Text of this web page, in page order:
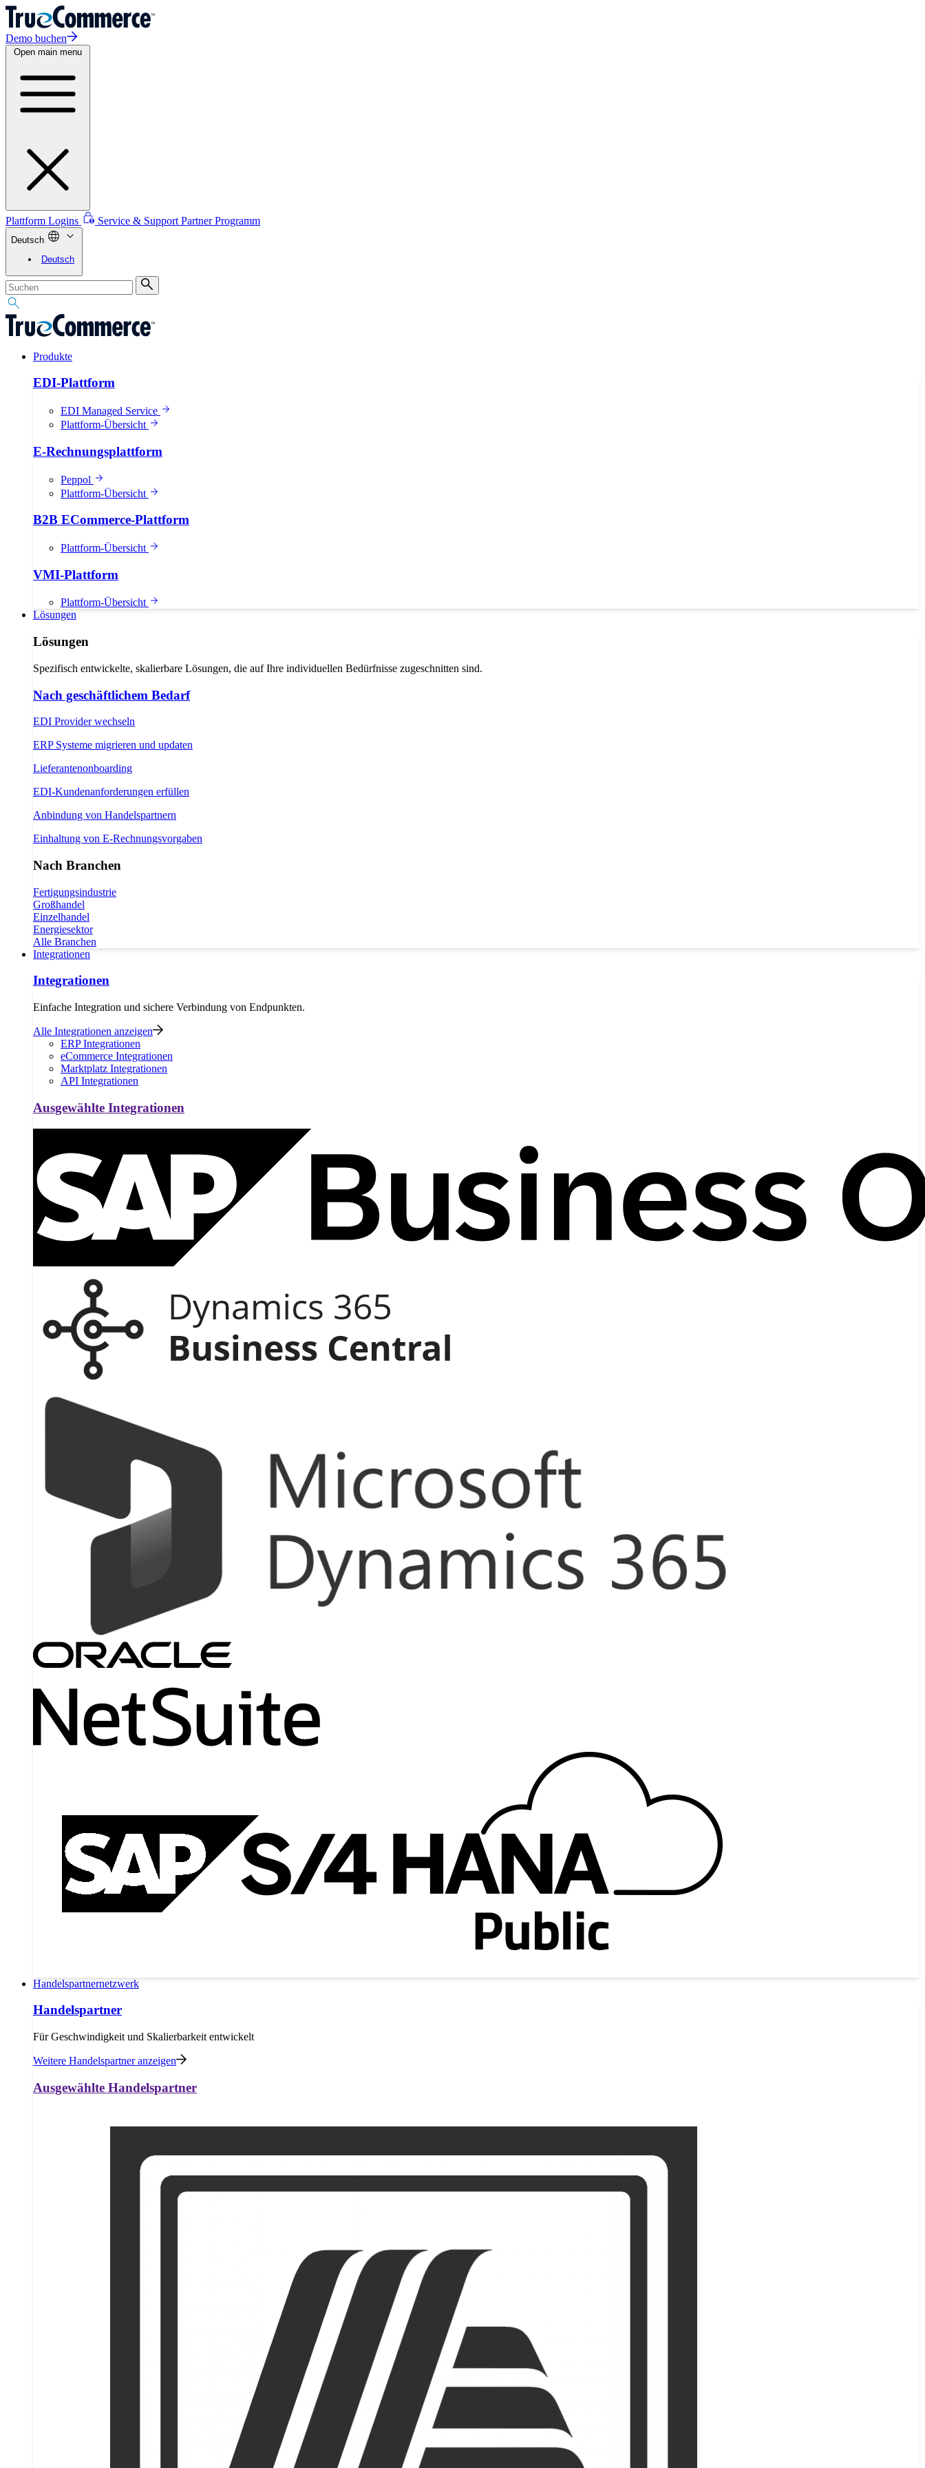
Demo buchen
Open main menu
Plattform Logins Service & Support Partner Programm
Deutsch
Deutsch
Produkte
EDI-Plattform
EDI Managed Service
Plattform-Übersicht
E-Rechnungsplattform
Peppol
Plattform-Übersicht
B2B ECommerce-Plattform
Plattform-Übersicht
VMI-Plattform
Plattform-Übersicht
Lösungen
Lösungen
Spezifisch entwickelte, skalierbare Lösungen, die auf Ihre individuellen Bedürfnisse zugeschnitten sind.
Nach geschäftlichem Bedarf
EDI Provider wechseln
ERP Systeme migrieren und updaten
Lieferantenonboarding
EDI-Kundenanforderungen erfüllen
Anbindung von Handelspartnern
Einhaltung von E-Rechnungsvorgaben
Nach Branchen
Fertigungsindustrie
Großhandel
Einzelhandel
Energiesektor
Alle Branchen
Integrationen
Integrationen
Einfache Integration und sichere Verbindung von Endpunkten.
Alle Integrationen anzeigen
ERP Integrationen
eCommerce Integrationen
Marktplatz Integrationen
API Integrationen
Ausgewählte Integrationen
Handelspartnernetzwerk
Handelspartner
Für Geschwindigkeit und Skalierbarkeit entwickelt
Weitere Handelspartner anzeigen
Ausgewählte Handelspartner